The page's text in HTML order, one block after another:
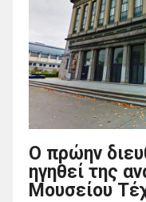
Ο πρώην
ηγηθεί της
Μουσείου